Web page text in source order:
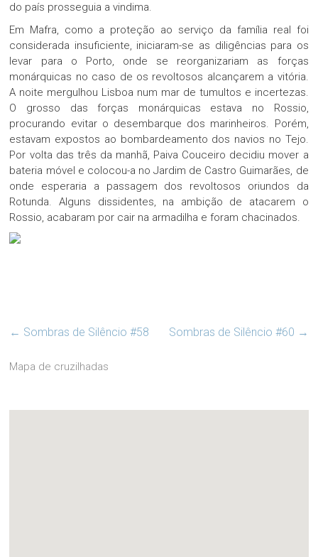
do país prosseguia a vindima.
Em Mafra, como a proteção ao serviço da família real foi
considerada insuficiente, iniciaram-se as diligências para os
levar para o Porto, onde se reorganizariam as forças
monárquicas no caso de os revoltosos alcançarem a vitória.
A noite mergulhou Lisboa num mar de tumultos e incertezas.
O grosso das forças monárquicas estava no Rossio,
procurando evitar o desembarque dos marinheiros. Porém,
estavam expostos ao bombardeamento dos navios no Tejo.
Por volta das três da manhã, Paiva Couceiro decidiu mover a
bateria móvel e colocou-a no Jardim de Castro Guimarães, de
onde esperaria a passagem dos revoltosos oriundos da
Rotunda. Alguns dissidentes, na ambição de atacarem o
Rossio, acabaram por cair na armadilha e foram chacinados.
← Sombras de Silêncio #58 Sombras de Silêncio #60 →
Mapa de cruzilhadas